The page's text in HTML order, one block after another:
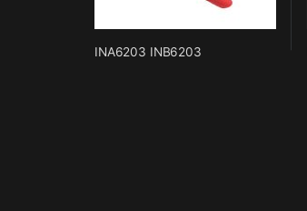
INA6203 INB6203